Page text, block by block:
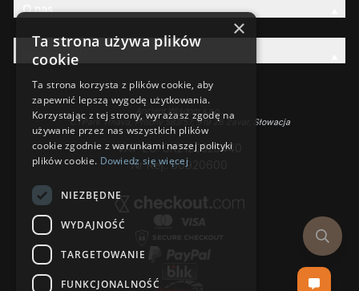
O nas
Rodzina AW
Ancient Wisdom s.r.o.,
CTPark Trnava, Prílohy 583/57, 919 26 Zavar, Słowacja
VAT-EU: SK2120525440
Nr Rej.: 50920600
×
Ta strona używa plików
cookie
Ta strona korzysta z plików cookie, aby
zapewnić lepszą wygodę użytkowania.
Korzystając z tej strony, wyrażasz zgodę na
używanie przez nas wszystkich plików
cookie zgodnie z warunkami naszej polityki
plików cookie. Dowiedz się więcej
NIEZBĘDNE
WYDAJNOŚĆ
TARGETOWANIE
FUNKCJONALNOŚĆ